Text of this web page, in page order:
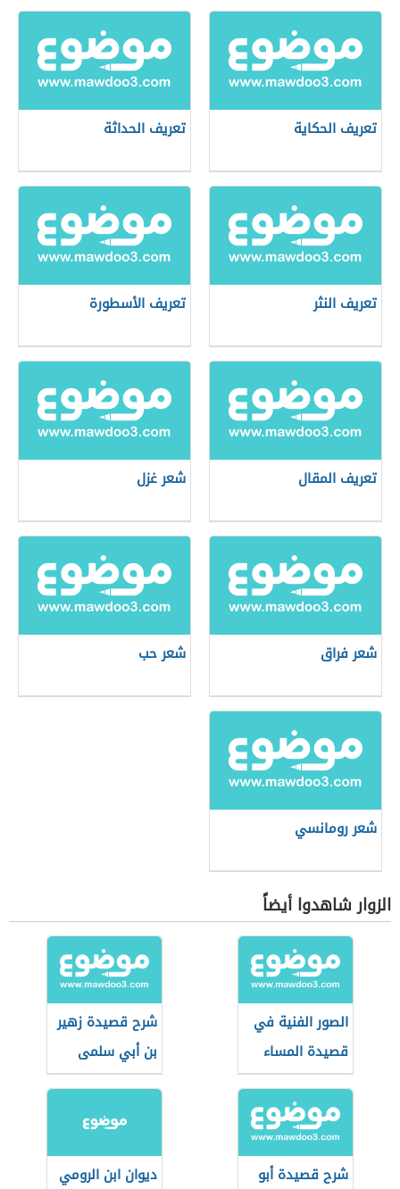
تعريف الحكاية تعريف الحداثة
تعريف النثر تعريف الأسطورة
تعريف المقال شعر غزل
شعر فراق شعر حب
شعر رومانسي
الزوار شاهدوا أيضاً
الصور الفنية في
قصيدة المساء
شرح قصيدة زهير
بن أبي سلمى
(سئمت تكاليف
شرح قصيدة أبو
ديوان ابن الرومي